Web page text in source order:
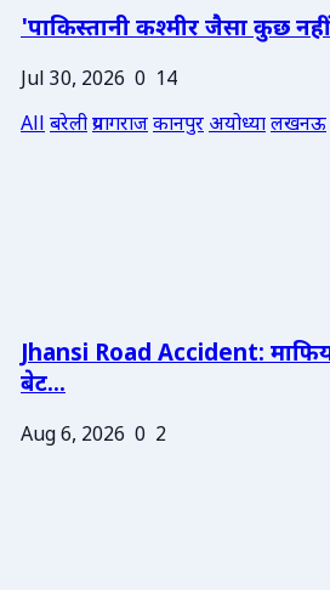
'पाकिस्तानी कश्मीर जैसा कुछ
Jul 30, 2026 0 14
Allबरेलीप्रयागराजकानपुरअयोध्यालखनऊ
Jhansi Road Accident:
बेट...
Aug 6, 2026 0 2